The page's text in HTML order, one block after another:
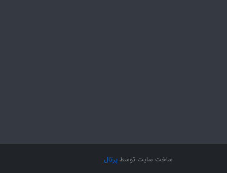
ساخت سایت توسطپرتال